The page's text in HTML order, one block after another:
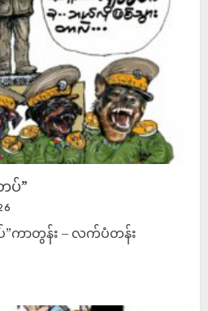
ပ်”
ကာတွန်း – လက်ပံတန်း